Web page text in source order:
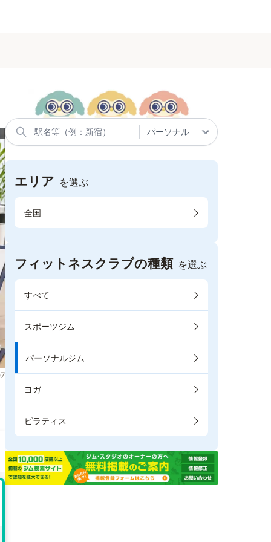
エリア を選ぶ
全国
フィットネスクラブの種類 を選ぶ
すべて
スポーツジム
パーソナルジム
ヨガ
ピラティス